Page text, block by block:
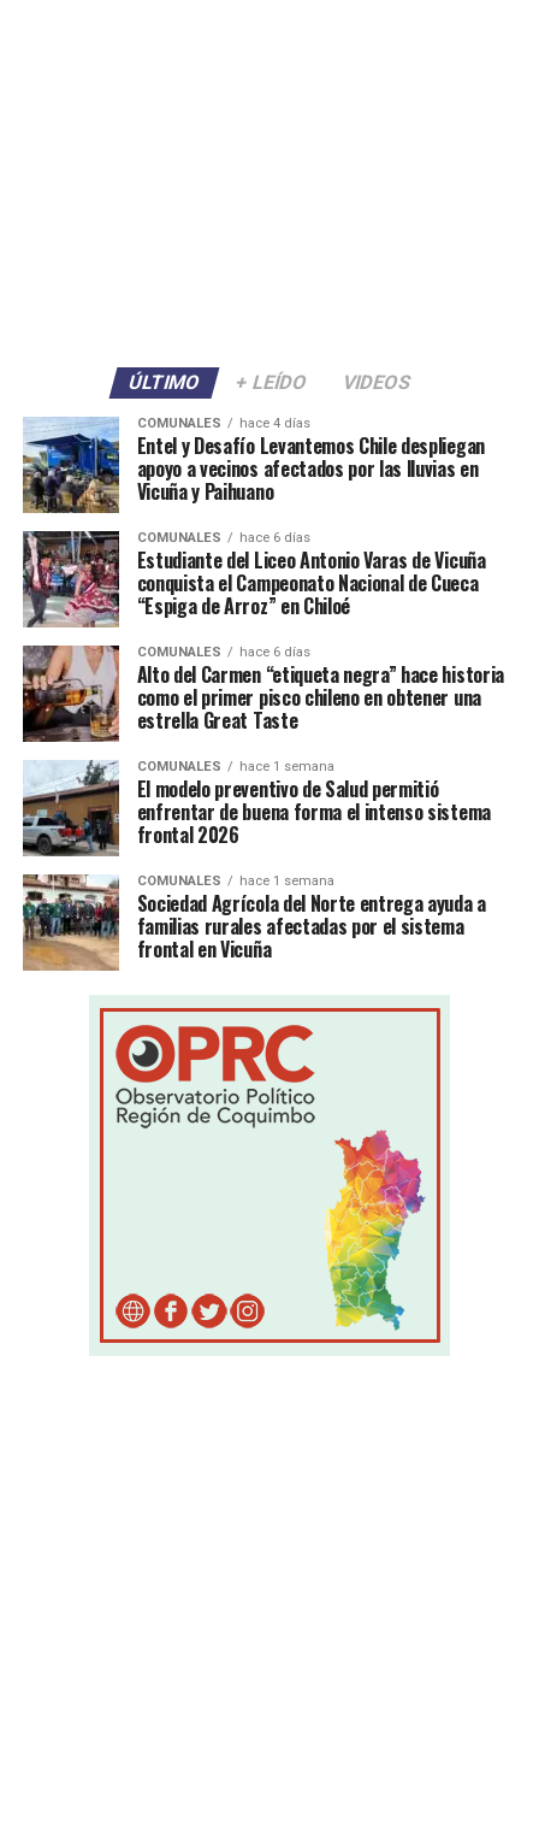
ÚLTIMO + LEÍDO VIDEOS
COMUNALES hace 4 días
Entel y Desafío Levantemos Chile despliegan
apoyo a vecinos afectados por las lluvias en
Vicuña y Paihuano
COMUNALES hace 6 días
Estudiante del Liceo Antonio Varas de Vicuña
conquista el Campeonato Nacional de Cueca
“Espiga de Arroz” en Chiloé
COMUNALES hace 6 días
Alto del Carmen “etiqueta negra” hace historia
como el primer pisco chileno en obtener una
estrella Great Taste
COMUNALES hace 1 semana
El modelo preventivo de Salud permitió
enfrentar de buena forma el intenso sistema
frontal 2026
COMUNALES hace 1 semana
Sociedad Agrícola del Norte entrega ayuda a
familias rurales afectadas por el sistema
frontal en Vicuña